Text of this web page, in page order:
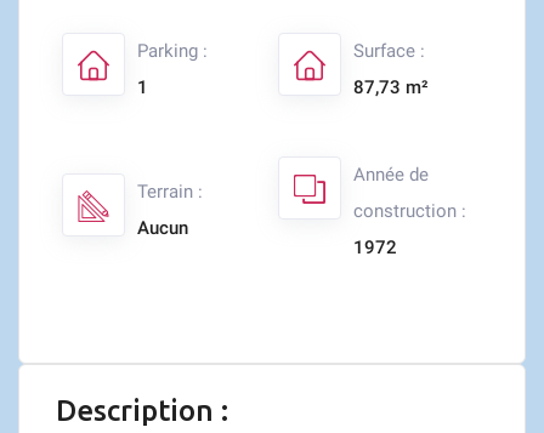
Parking :
1
Surface :
87,73 m²
Terrain :
Aucun
Année de
construction :
1972
Description :